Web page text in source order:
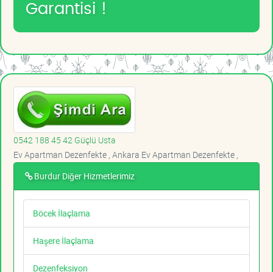
Garantisi !
0542 188 45 42 Güçlü Usta
Ev Apartman Dezenfekte , Ankara Ev Apartman Dezenfekte ,
Burdur Diğer Hizmetlerimiz
Böcek İlaçlama
Haşere İlaçlama
Dezenfeksiyon